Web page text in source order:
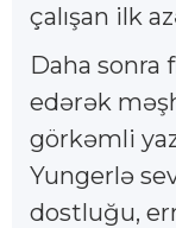
çalışan ilk
Daha sonra
edərək
görkəmli
Yungerlə
dostluğu,